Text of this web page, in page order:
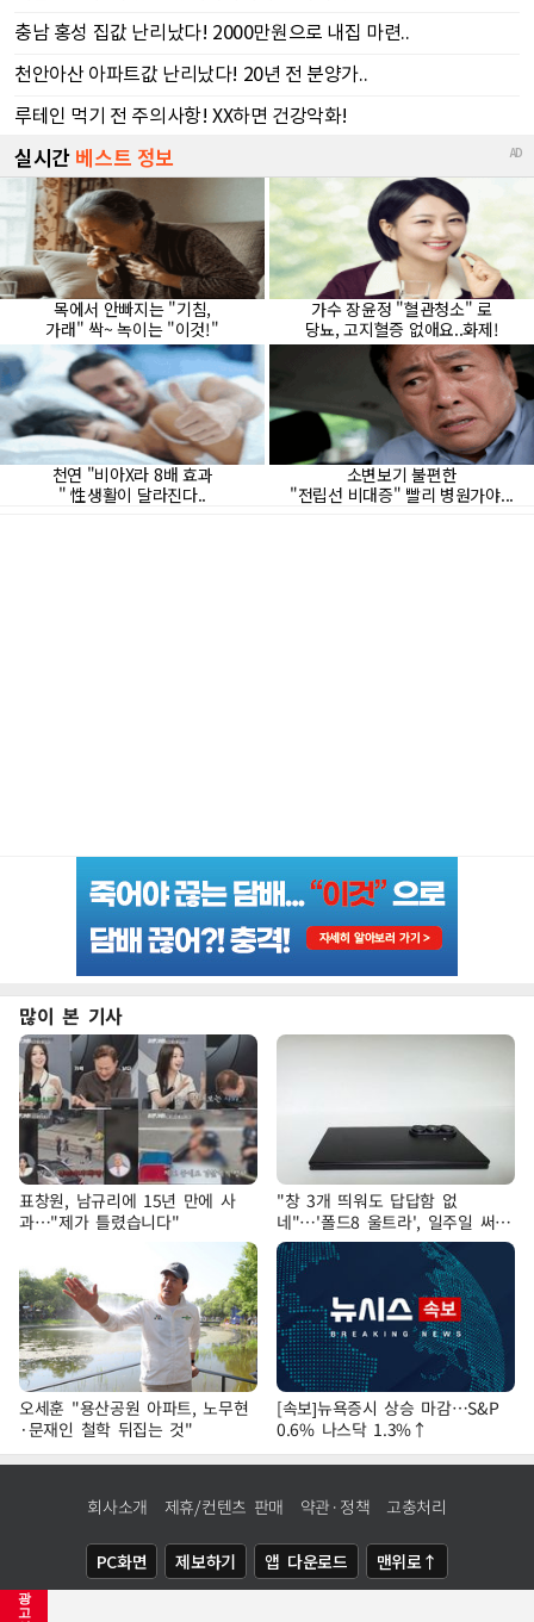
광
고
많이 본 기사
표창원, 남규리에 15년 만에 사
과…"제가 틀렸습니다"
"창 3개 띄워도 답답함 없
네"…'폴드8 울트라', 일주일 써보
니
오세훈 "용산공원 아파트, 노무현
·문재인 철학 뒤집는 것"
[속보]뉴욕증시 상승 마감…S&P
0.6% 나스닥 1.3%↑
회사소개 제휴/컨텐츠 판매 약관·정책 고충처리
PC화면 제보하기 앱 다운로드 맨위로↑